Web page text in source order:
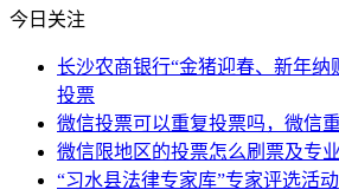
今日关注
长沙农商银行“金猪迎春、新年纳
投票
微信投票可以重复投票吗，微信
微信限地区的投票怎么刷票及专
“习水县法律专家库”专家评选活动